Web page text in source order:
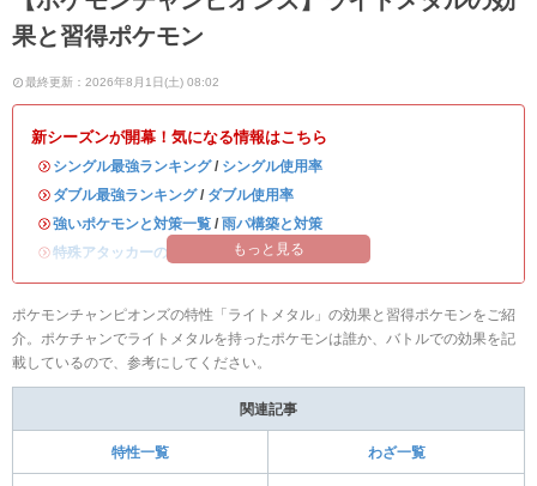
果と習得ポケモン
最終更新：2026年8月1日(土) 08:02
新シーズンが開幕！気になる情報はこちら
・ シングル最強ランキング/ シングル使用率
・ ダブル最強ランキング/ ダブル使用率
・強いポケモンと対策一覧 / 雨パ構築と対策
・特殊アタッカーのおすすめランキング
もっと見る
ポケモンチャンピオンズの特性「ライトメタル」の効果と習得ポケモンをご紹
介。ポケチャンでライトメタルを持ったポケモンは誰か、バトルでの効果を記
載しているので、参考にしてください。
関連記事
特性一覧 わざ一覧